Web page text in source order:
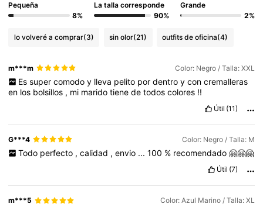
Pequeña
8%
La talla corresponde
90%
Grande
2%
lo volveré a comprar(3) sin olor(21) outfits de oficina(4)
m***m Color: Negro / Talla: XXL
Es super comodo y lleva pelito por dentro y con cremalleras
en los bolsillos , mi maridotienedetodoscolores !!
Útil (11)
G***4 Color: Negro / Talla: M
Todo perfecto , calidad , envio ... 100 % recomendado 🤗🤗🤗
Útil (7)
m***5 Color: Azul Marino / Talla: XL